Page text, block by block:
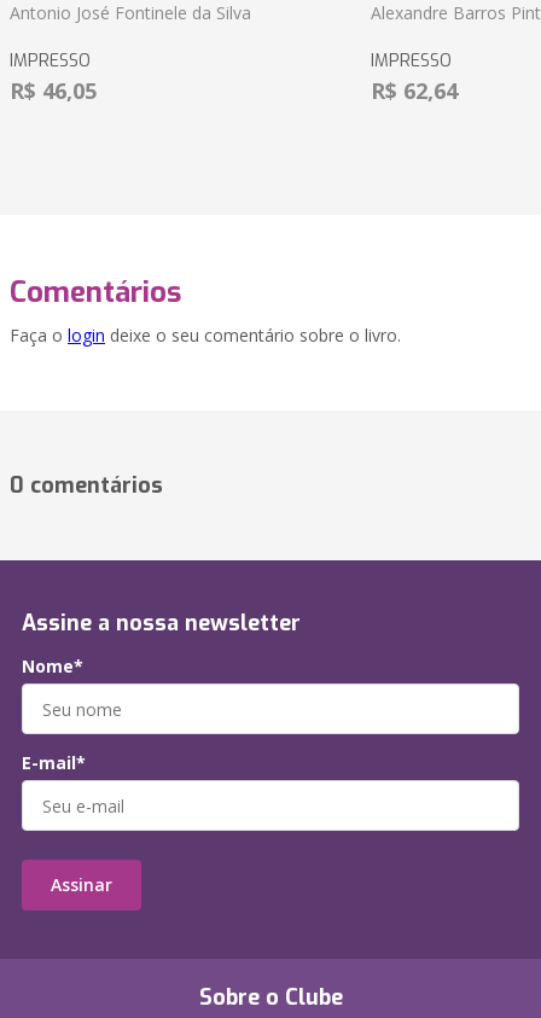
Antonio José Fontinele da Silva
IMPRESSO
R$ 46,05
Alexandre Barros
IMPRESSO
R$ 62,64
Comentários
Faça o login deixe o seu comentário sobre o livro.
0 comentários
Sobre o Clube
Assine a nossa newsletter
Nome*
E-mail*
Assinar